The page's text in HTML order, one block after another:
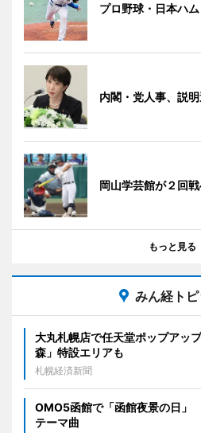
プロ野球・日本ハ
内閣・党人事、説
岡山学芸館が２回
もっと見る
みん経ト
大丸札幌店で任天堂ポップアッ
森」特設エリアも
札幌経済新聞
OMO5函館で「函館夜景の日」
テーマ曲